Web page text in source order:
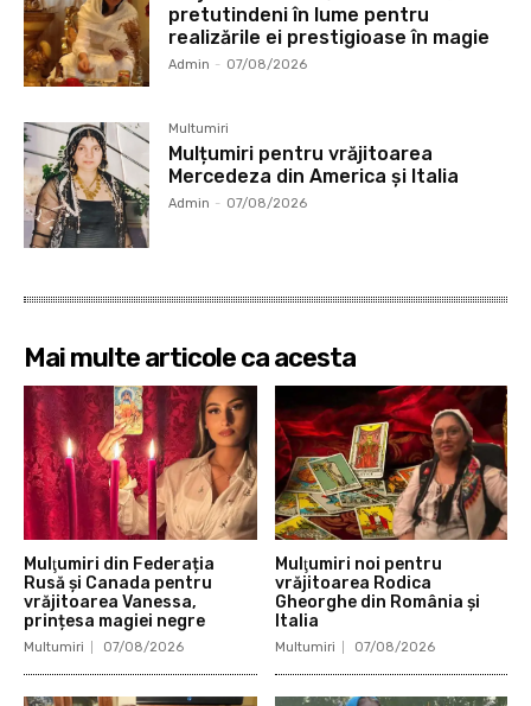
pretutindeni în lume pentru
realizările ei prestigioase în magie
Admin - 07/08/2026
Multumiri
Mulțumiri pentru vrăjitoarea
Mercedeza din America și Italia
Admin - 07/08/2026
Mai multe articole ca acesta
Mulţumiri din Federația
Rusă și Canada pentru
vrăjitoarea Vanessa,
prințesa magiei negre
Multumiri 07/08/2026
Mulţumiri noi pentru
vrăjitoarea Rodica
Gheorghe din România și
Italia
Multumiri 07/08/2026